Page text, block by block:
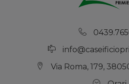
Via Roma, 179,